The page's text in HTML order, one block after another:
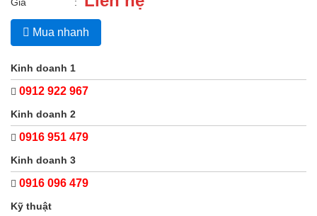
Mua nhanh
Kinh doanh 1
0912 922 967
Kinh doanh 2
0916 951 479
Kinh doanh 3
0916 096 479
Kỹ thuật